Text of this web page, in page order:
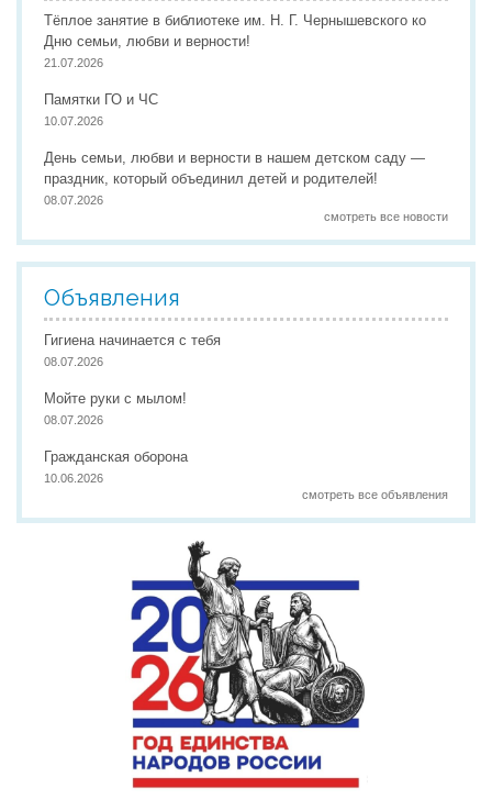
Тёплое занятие в библиотеке им. Н. Г. Чернышевского ко
Дню семьи, любви и верности!
21.07.2026
Памятки ГО и ЧС
10.07.2026
День семьи, любви и верности в нашем детском саду —
праздник, который объединил детей и родителей!
08.07.2026
смотреть все новости
Объявления
Гигиена начинается с тебя
08.07.2026
Мойте руки с мылом!
08.07.2026
Гражданская оборона
10.06.2026
смотреть все объявления